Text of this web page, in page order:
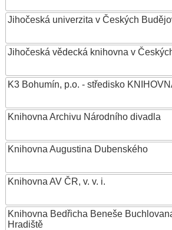
Jihočeská univerzita v Českých
Jihočeská vědecká knihovna v
K3 Bohumín, p.o. - středisko
Knihovna Archivu Národního divadla
Knihovna Augustina Dubenského
Knihovna AV ČR, v. v. i.
Knihovna Bedřicha Beneše
Hradiště